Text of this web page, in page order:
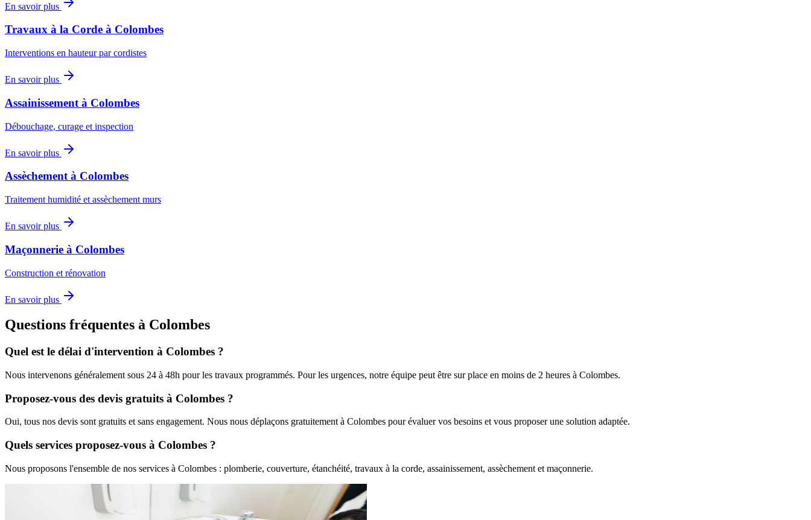
En savoir plus
Travaux à la Corde à Colombes
Interventions en hauteur par cordistes
En savoir plus
Assainissement à Colombes
Débouchage, curage et inspection
En savoir plus
Assèchementà Colombes
Traitement humidité et assèchement murs
En savoir plus
Maçonnerie à Colombes
Construction et rénovation
En savoir plus
Questions fréquentes à Colombes
Quel est le délai d'intervention à Colombes ?
Nous intervenons généralement sous 24 à 48h pour les travaux programmés. Pour les urgences, notre équipe peut être sur place en moins de 2 heures à Colombes.
Proposez-vous des devis gratuits à Colombes ?
Oui, tous nos devis sont gratuits et sans engagement. Nous nous déplaçons gratuitement à Colombes pour évaluer vos besoins et vous proposer une solution adaptée.
Quels services proposez-vous à Colombes ?
Nous proposons l'ensemble de nos services à Colombes : plomberie, couverture, étanchéité, travaux à la corde, assainissement, assèchement et maçonnerie.